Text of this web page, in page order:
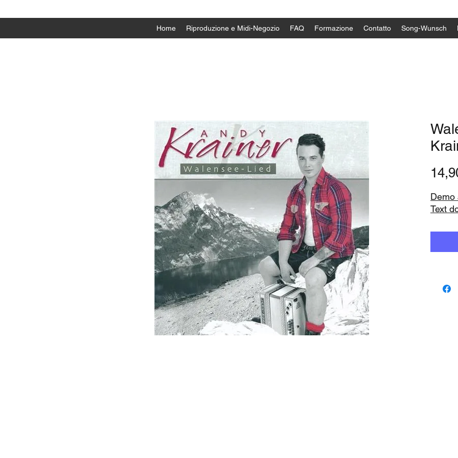
Home Riproduzione e Midi-Negozio FAQ Formazione Contatto Song-Wunsch
Demo
Text